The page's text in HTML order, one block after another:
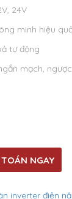
24V
minh hiệu
tự động
mạch,
NGAY
inverter điện